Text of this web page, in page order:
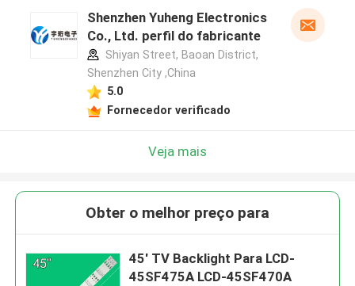
Shenzhen Yuheng Electronics
Co., Ltd. perfil do fabricante
Shiyan Street, Baoan District,
Shenzhen City ,China
5.0
Fornecedor verificado
Veja mais
Obter o melhor preço para
45' TV Backlight Para LCD-
45SF475A LCD-45SF470A